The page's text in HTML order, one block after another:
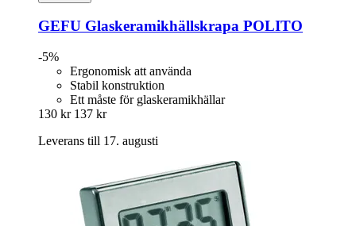
GEFU Glaskeramikhällskrapa POLITO
-5%
Ergonomisk att använda
Stabil konstruktion
Ett måste för glaskeramikhällar
130 kr 137 kr
Leverans till 17. augusti